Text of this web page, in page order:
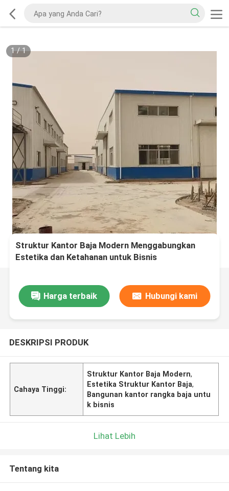
1/1
Struktur Kantor Baja Modern Menggabungkan
Estetika dan Ketahanan untuk Bisnis
Harga terbaik Hubungi kami
DESKRIPSI PRODUK
Cahaya Tinggi:
Struktur Kantor Baja Modern,
Estetika Struktur Kantor Baja,
Bangunan kantor rangka baja untu
k bisnis
Lihat Lebih
Tentang kita